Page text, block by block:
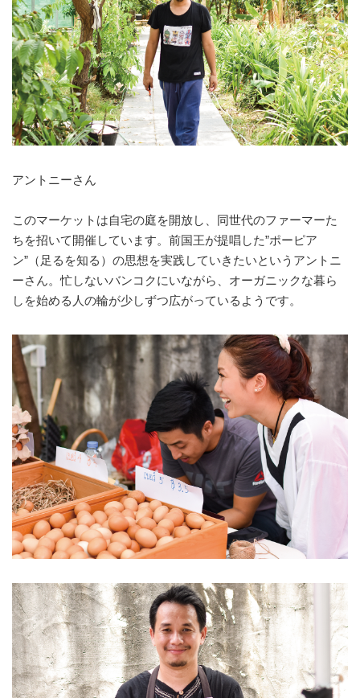
アントニーさん
このマーケットは自宅の庭を開放し、同世代のファーマーた
ちを招いて開催しています。前国王が提唱した”ポーピア
ン”（足るを知る）の思想を実践していきたいというアントニ
ーさん。忙しないバンコクにいながら、オーガニックな暮ら
しを始める人の輪が少しずつ広がっているようです。